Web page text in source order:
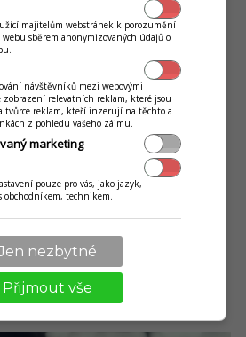
zboží ke službám, které poskytujete,
konkurence. Pro vaše zákazníky
řešení. Nedáte jim tak
tomu, aby uvažovali nad změnou.
nebo servis kol? Zajišťování
případě nezbytností. Vašim
poskytnout i něco navíc. Co takhle
v případě autoservisů,
cykloservisů? Samozřejmě,
širší. Jde o to, že se v očích
komplexním řešením. Když půjde
doplňky k němu, automaticky
majitelům webstránek k porozumění
sběrem anonymizovaných údajů o
návštěvníků mezi webovými
zobrazení relevatních reklam, které jsou
tvůrce reklam, kteří inzerují na těchto a
z pohledu vašeho zájmu.
marketing
pouze pro vás, jako jazyk,
obchodníkem, technikem.
nezbytné
Přijmout vše